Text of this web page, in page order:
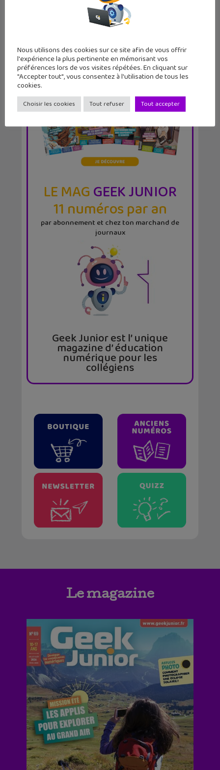
LE MAGGEEK JUNIOR
11 numéros par an
par abonnement et chez ton marchand de
journaux
Geek Junior est l’ unique
magazine d’ éducation
numérique pour les
collégiens
Le magazine
Nous utilisons des cookies sur ce site afin de vous offrir
l'expérience la plus pertinente en mémorisant vos
préférences lors de vos visites répétées. En cliquant sur
"Accepter tout", vous consentez à l'utilisation de tous les
cookies.
Choisir les cookies Tout refuser Tout accepter